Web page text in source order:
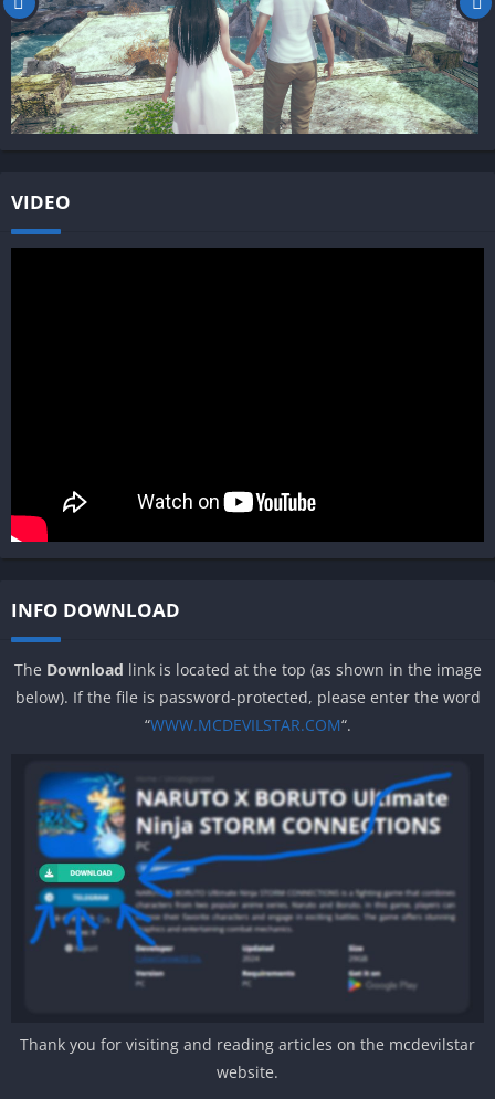
VIDEO
INFO DOWNLOAD
The Download link is located at the top (as shown in the image
below). If the file is password-protected, please enter the word
“WWW.MCDEVILSTAR.COM“.
Thank you for visiting and reading articles on the mcdevilstar
website.